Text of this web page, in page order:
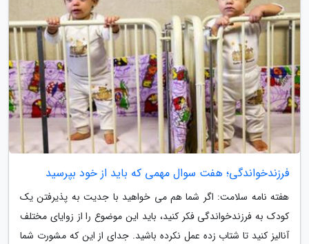
فرزندخواندگی؛ هفت سوال مهمی که باید از خود بپرسید
هفته نامه سلامت: اگر شما هم می خواهید با جدیت به پذیرفتن یک
کودک به فرزندخواندگی فکر کنید، باید این موضوع را از زوایای مختلف
آنالیز کنید تا شتاب زده عمل نکرده باشید. جدای از این که مشورت شما